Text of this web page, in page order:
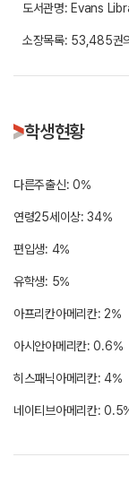
도서관명: Evans
소장목록: 53,485권
학생현황
다른주출신: 0%
연령25세이상: 34%
편입생: 4%
유학생: 5%
아프리칸아메리칸: 2%
아시안아메리칸: 0.6%
히스패닉아메리칸: 4%